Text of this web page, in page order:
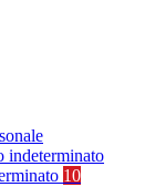
indeterminato
10